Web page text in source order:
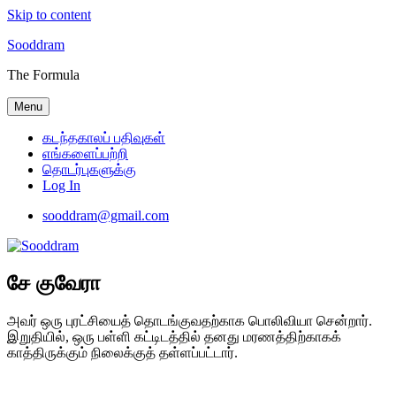
Skip to content
Sooddram
The Formula
Menu
கடந்தகாலப் பதிவுகள்
எங்களைப்பற்றி
தொடர்புகளுக்கு
Log In
sooddram@gmail.com
சே குவேரா
அவர் ஒரு புரட்சியைத் தொடங்குவதற்காக பொலிவியா சென்றார்.
இறுதியில், ஒரு பள்ளி கட்டிடத்தில் தனது மரணத்திற்காகக்
காத்திருக்கும் நிலைக்குத் தள்ளப்பட்டார்.